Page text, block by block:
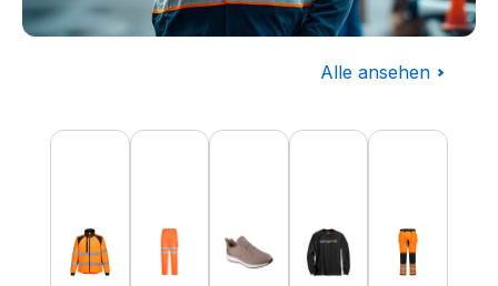
Alle ansehen
Produktgalerie überspringen